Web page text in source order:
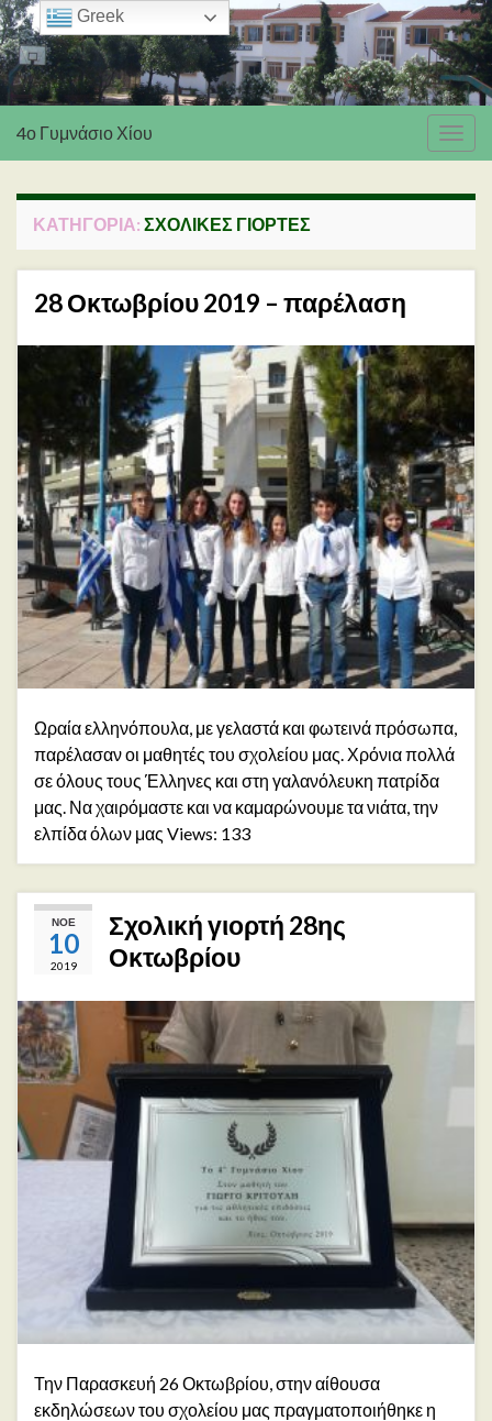
4ο Γυμνάσιο Χίου
ΚΑΤΗΓΟΡΊΑ: ΣΧΟΛΙΚΈΣ ΓΙΟΡΤΈΣ
28 Οκτωβρίου 2019 – παρέλαση
Ωραία ελληνόπουλα, με γελαστά και φωτεινά πρόσωπα,
παρέλασαν οι μαθητές του σχολείου μας. Χρόνια πολλά
σε όλους τους Έλληνες και στη γαλανόλευκη πατρίδα
μας. Να χαιρόμαστε και να καμαρώνουμε τα νιάτα, την
ελπίδα όλων μας Views: 133
ΝΟΈ
10
2019
Σχολική γιορτή 28ης
Οκτωβρίου
Την Παρασκευή 26 Οκτωβρίου, στην αίθουσα
εκδηλώσεων του σχολείου μας πραγματοποιήθηκε η
Greek